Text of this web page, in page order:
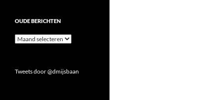
OUDE BERICHTEN
Oude
Tweets door @dmijsbaan